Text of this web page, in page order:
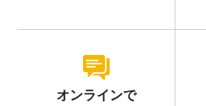
オンラインで